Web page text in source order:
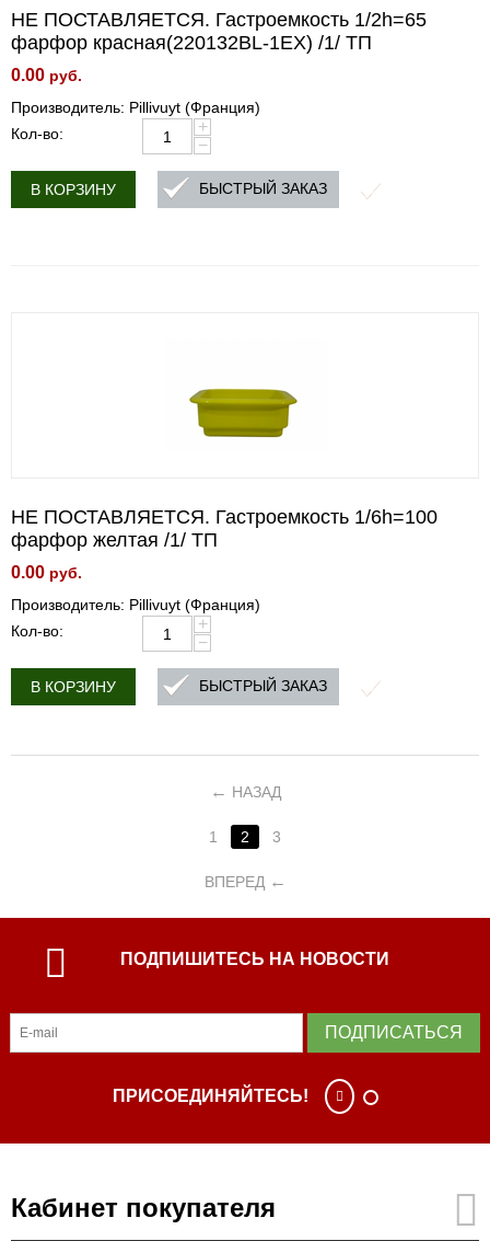
НЕ ПОСТАВЛЯЕТСЯ. Гастроемкость 1/2h=65
фарфор красная(220132BL-1EX) /1/ ТП
0.00 руб.
Производитель: Pillivuyt (Франция)
Кол-во:
+
−
В КОРЗИНУ БЫСТРЫЙ ЗАКАЗ
НЕ ПОСТАВЛЯЕТСЯ. Гастроемкость 1/6h=100
фарфор желтая /1/ ТП
0.00 руб.
Производитель: Pillivuyt (Франция)
Кол-во:
+
−
В КОРЗИНУ БЫСТРЫЙ ЗАКАЗ
НАЗАД
1 2 3
ВПЕРЕД
ПОДПИШИТЕСЬ НА НОВОСТИ
ПОДПИСАТЬСЯ
ПРИСОЕДИНЯЙТЕСЬ!
Кабинет покупателя